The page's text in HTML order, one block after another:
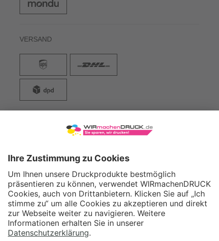
VERSAND
WIRmachenDRUCK GmbH
71522 Backnang
Tel.: +49 (0) 711 995 982 - 20
Fax: +49 (0) 711 995 982 - 21
SOCIAL MEDIA